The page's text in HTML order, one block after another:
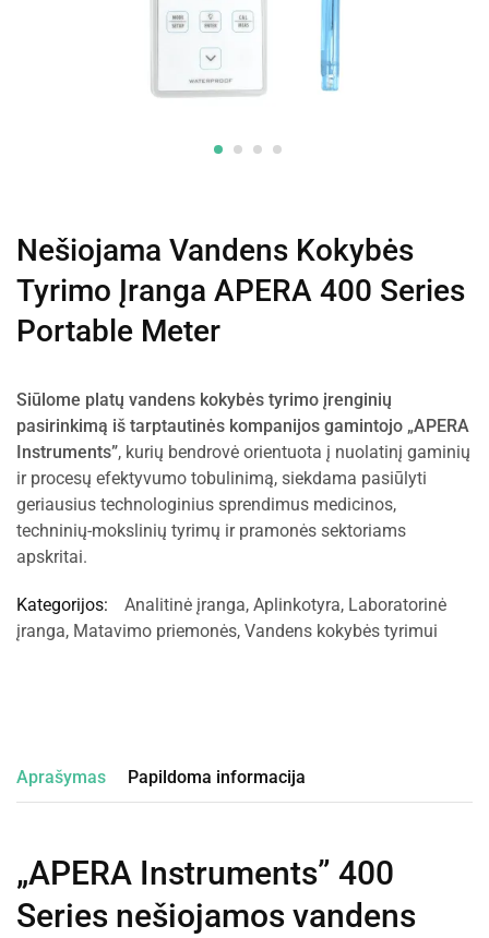
Nešiojama Vandens Kokybės
Tyrimo Įranga APERA 400 Series
Portable Meter
Siūlome platų vandens kokybės tyrimo įrenginių
pasirinkimą iš tarptautinės kompanijos gamintojo „APERA
Instruments”, kurių bendrovė orientuota į nuolatinį gaminių
ir procesų efektyvumo tobulinimą, siekdama pasiūlyti
geriausius technologinius sprendimus medicinos,
techninių-mokslinių tyrimų ir pramonės sektoriams
apskritai.
Kategorijos: Analitinė įranga, Aplinkotyra, Laboratorinė
įranga, Matavimo priemonės, Vandens kokybės tyrimui
Aprašymas Papildoma informacija
„APERA Instruments” 400
Series nešiojamos vandens